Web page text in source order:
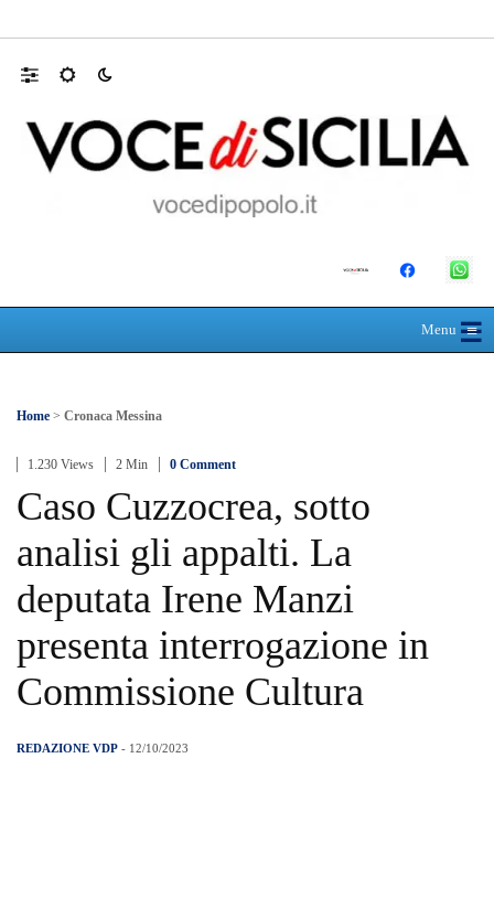
Menu≡
☰
Home > Cronaca Messina
1.230 Views 2 Min 0 Comment
Caso Cuzzocrea, sotto
analisi gli appalti. La
deputata Irene Manzi
presenta interrogazione in
Commissione Cultura
REDAZIONE VDP - 12/10/2023